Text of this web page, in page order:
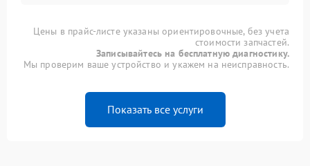
Цены в прайс-листе указаны ориентировочные, без учета
стоимости запчастей.
Записывайтесь на бесплатную диагностику.
Мы проверим ваше устройство и укажем на неисправность.
Показать все услуги